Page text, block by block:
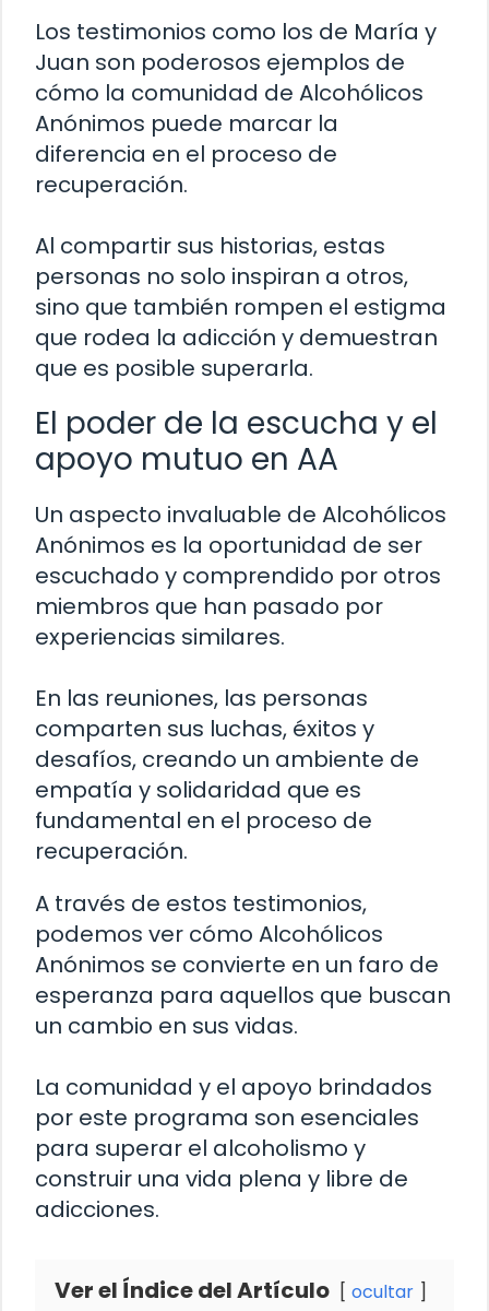
Los testimonios como los de María y
Juan son poderosos ejemplos de
cómo la comunidad de Alcohólicos
Anónimos puede marcar la
diferencia en el proceso de
recuperación.
Al compartir sus historias, estas
personas no solo inspiran a otros,
sino que también rompen el estigma
que rodea la adicción y demuestran
que es posible superarla.
El poder de la escucha y el
apoyo mutuo en AA
Un aspecto invaluable de Alcohólicos
Anónimos es la oportunidad de ser
escuchado y comprendido por otros
miembros que han pasado por
experiencias similares.
En las reuniones, las personas
comparten sus luchas, éxitos y
desafíos, creando un ambiente de
empatía y solidaridad que es
fundamental en el proceso de
recuperación.
A través de estos testimonios,
podemos ver cómo Alcohólicos
Anónimos se convierte en un faro de
esperanza para aquellos que buscan
un cambio en sus vidas.
La comunidad y el apoyo brindados
por este programa son esenciales
para superar el alcoholismo y
construir una vida plena y libre de
adicciones.
Ver el Índice del Artículo ocultar